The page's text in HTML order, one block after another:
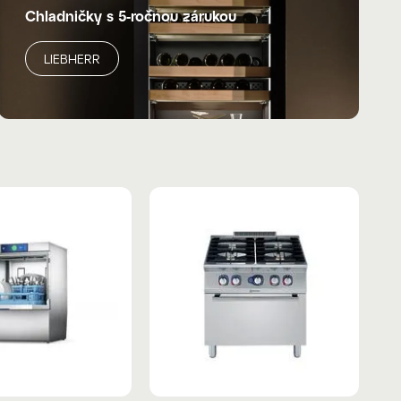
Chladničky s 5-ročnou zárukou
LIEBHERR